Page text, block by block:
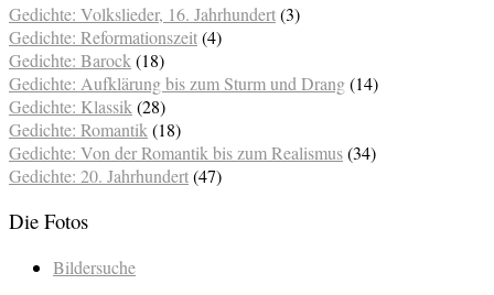
Gedichte: Volkslieder, 16. Jahrhundert(3)
Gedichte: Reformationszeit(4)
Gedichte: Barock (18)
Gedichte: Aufklärung bis zum Sturm und Drang(14)
Gedichte: Klassik (28)
Gedichte: Romantik (18)
Gedichte: Von der Romantik bis zum Realismus(34)
Gedichte: 20. Jahrhundert(47)
Die Fotos
Bildersuche